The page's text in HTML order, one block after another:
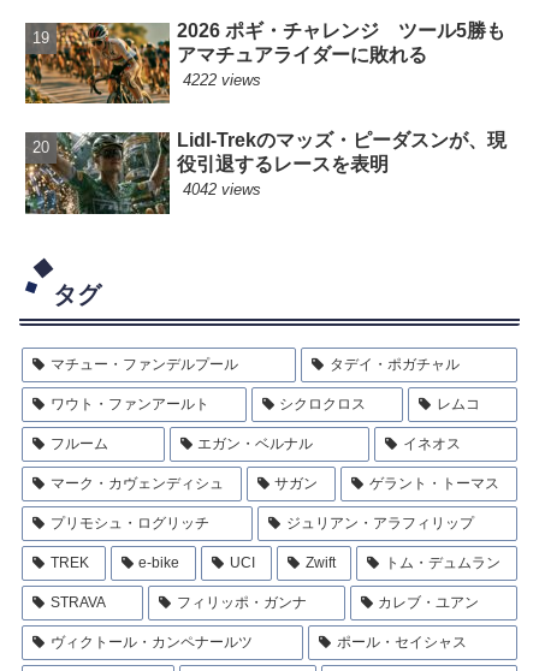
2026 ポギ・チャレンジ ツール5勝も
アマチュアライダーに敗れる
4222 views
Lidl-Trekのマッズ・ピーダスンが、現
役引退するレースを表明
4042 views
タグ
マチュー・ファンデルプール タデイ・ポガチャル
ワウト・ファンアールト シクロクロス レムコ
フルーム エガン・ベルナル イネオス
マーク・カヴェンディシュ サガン ゲラント・トーマス
プリモシュ・ログリッチ ジュリアン・アラフィリップ
TREK e-bike UCI Zwift トム・デュムラン
STRAVA フィリッポ・ガンナ カレブ・ユアン
ヴィクトール・カンペナールツ ポール・セイシャス